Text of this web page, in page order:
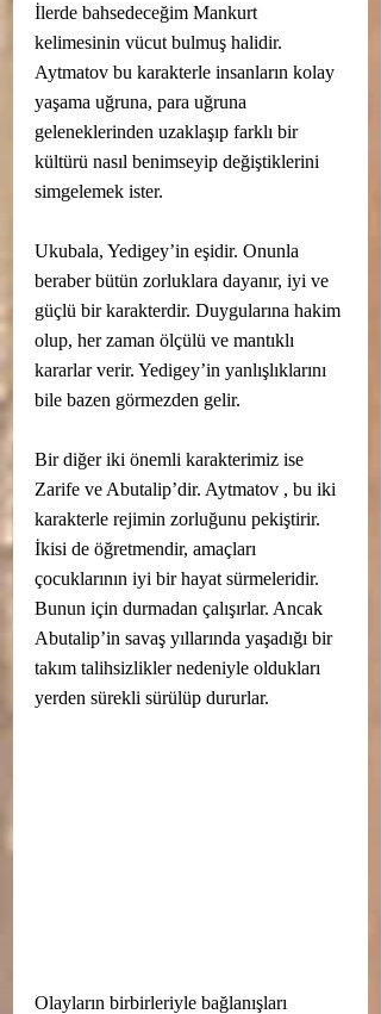
İlerde bahsedeceğim Mankurt
kelimesinin vücut bulmuş halidir.
Aytmatov bu karakterle insanların kolay
yaşama uğruna, para uğruna
geleneklerinden uzaklaşıp farklı bir
kültürü nasıl benimseyip değiştiklerini
simgelemek ister.
Ukubala, Yedigey’in eşidir. Onunla
beraber bütün zorluklara dayanır, iyi ve
güçlü bir karakterdir. Duygularına hakim
olup, her zaman ölçülü ve mantıklı
kararlar verir. Yedigey’in yanlışlıklarını
bile bazen görmezden gelir.
Bir diğer iki önemli karakterimiz ise
Zarife ve Abutalip’dir. Aytmatov , bu iki
karakterle rejimin zorluğunu pekiştirir.
İkisi de öğretmendir, amaçları
çocuklarının iyi bir hayat sürmeleridir.
Bunun için durmadan çalışırlar. Ancak
Abutalip’in savaş yıllarında yaşadığı bir
takım talihsizlikler nedeniyle oldukları
yerden sürekli sürülüp dururlar.
Olayların birbirleriyle bağlanışları